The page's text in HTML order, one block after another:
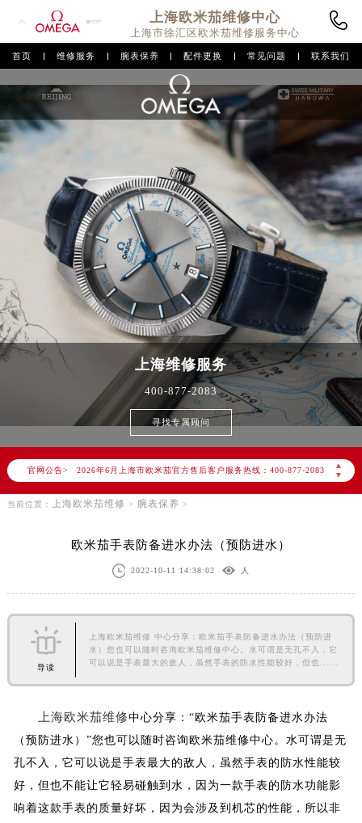
上海欧米茄维修中心
上海市徐汇区欧米茄维修服务中心
首页 维修服务 腕表保养 配件更换 常见问题 联系我们
上海维修服务
400-877-2083
寻找专属顾问
官网公告>
▲
▼
2026年6月欧米茄上海市售后服务网络优化升级公告
2026年6月上海市欧米茄官方售后客户服务热线：400-877-2083
2026年6月欧米茄售后服务中心最新网点地址：
节假日正常营业！
当前位置： 上海欧米茄维修 > 腕表保养 >
欧米茄手表防备进水办法（预防进水）
2022-10-11 14:38:02 人
导读
上海欧米茄维修 中心分享：欧米茄手表防备进水办法（预防进
水）您也可以随时咨询欧米茄维修中心。水可谓是无孔不入，它
可以说是手表最大的敌人，虽然手表的防水性能较好，但也......
上海欧米茄维修中心分享：“欧米茄手表防备进水办法
（预防进水）”您也可以随时咨询欧米茄维修中心。水可谓是无
孔不入，它可以说是手表最大的敌人，虽然手表的防水性能较
好，但也不能让它轻易碰触到水，因为一款手表的防水功能影
响着这款手表的质量好坏，因为会涉及到机芯的性能，所以非